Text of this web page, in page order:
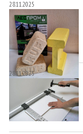
28.11.2025
28.11.2025